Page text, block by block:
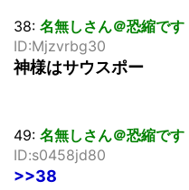
38: 名無しさん＠恐縮です
ID:Mjzvrbg30
神様はサウスポー
49: 名無しさん＠恐縮です
ID:s0458jd80
>>38